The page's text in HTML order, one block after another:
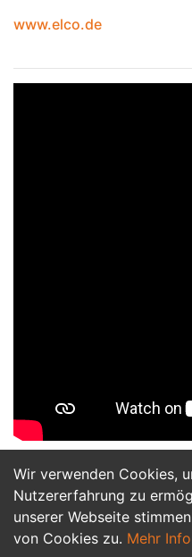
Wir verwenden Cookies,
Nutzererfahrung zu
unserer Webseite
von Cookies zu. Mehr
www.elco.de
Jetzt